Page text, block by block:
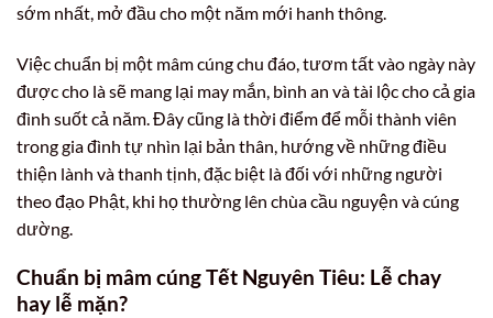
sớm nhất, mở đầu cho một năm mới hanh thông.
Việc chuẩn bị một mâm cúng chu đáo, tươm tất vào ngày này
được cho là sẽ mang lại may mắn, bình an và tài lộc cho cả gia
đình suốt cả năm. Đây cũng là thời điểm để mỗi thành viên
trong gia đình tự nhìn lại bản thân, hướng về những điều
thiện lành và thanh tịnh, đặc biệt là đối với những người
theo đạo Phật, khi họ thường lên chùa cầu nguyện và cúng
dường.
Chuẩn bị mâm cúng Tết Nguyên Tiêu: Lễ chay
hay lễ mặn?